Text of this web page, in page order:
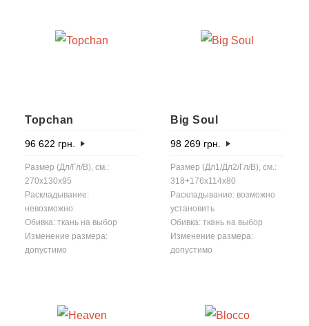
Topchan
96 622 грн.
Размер (Дл/Гл/В), см.:
270x130x95
Раскладывание:
невозможно
Обивка: ткань на выбор
Изменение размера:
допустимо
Big Soul
98 269 грн.
Размер (Дл1/Дл2/Гл/В), см.:
318+176x114x80
Раскладывание: возможно
установить
Обивка: ткань на выбор
Изменение размера:
допустимо